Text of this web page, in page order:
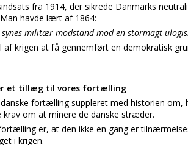
fra 1914, der sikrede Danmarks
havde lært af 1864:
militær modstand mod en stormagt
af krigen at få gennemført en demokratisk
et tillæg til vores fortælling
fortælling suppleret med historien om,
krav om at minere de danske stræder.
er, at den ikke en gang er
i krigen.